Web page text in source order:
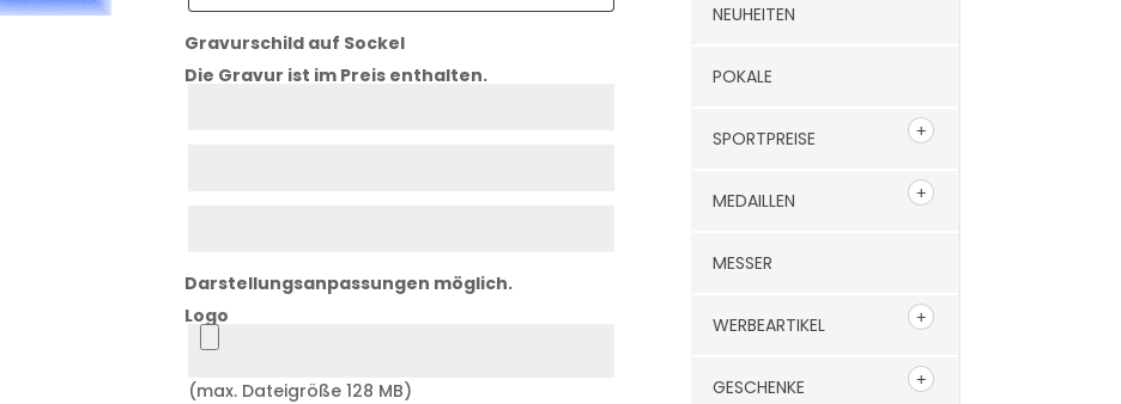
Gravurschild auf Sockel
Die Gravur ist im Preis enthalten.
Darstellungsanpassungen möglich.
Logo
Logo
(max. Dateigröße 128 MB)
NEUHEITEN
POKALE
SPORTPREISE
MEDAILLEN
MESSER
WERBEARTIKEL
GESCHENKE